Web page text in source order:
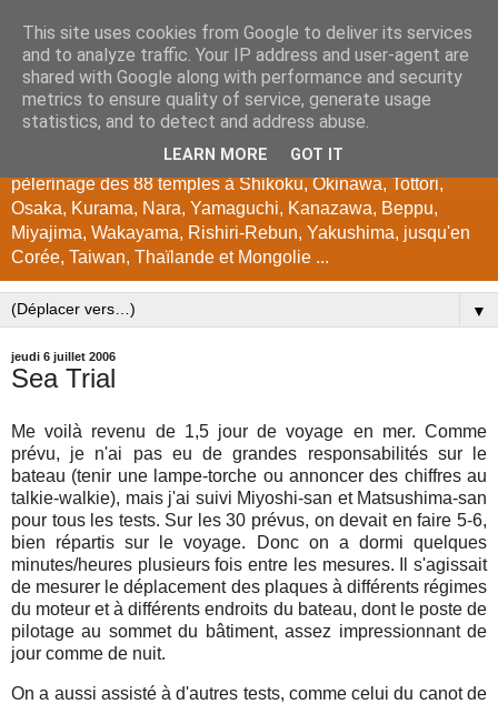
japon
Encyclopédie photographique du Japon. Photos de Kyoto,
temples, jardins, festivals, instants japonais, couleurs
d'automne, cerisiers, tours en vélo à Hokkaido, Biwako, Gifu,
pèlerinage des 88 temples à Shikoku, Okinawa, Tottori,
Osaka, Kurama, Nara, Yamaguchi, Kanazawa, Beppu,
Miyajima, Wakayama, Rishiri-Rebun, Yakushima, jusqu'en
Corée, Taiwan, Thaïlande et Mongolie ...
▼
jeudi 6 juillet 2006
Sea Trial
Me voilà revenu de 1,5 jour de voyage en mer. Comme
prévu, je n'ai pas eu de grandes responsabilités sur le
bateau (tenir une lampe-torche ou annoncer des chiffres au
talkie-walkie), mais j'ai suivi Miyoshi-san et Matsushima-san
pour tous les tests. Sur les 30 prévus, on devait en faire 5-6,
bien répartis sur le voyage. Donc on a dormi quelques
minutes/heures plusieurs fois entre les mesures. Il s'agissait
de mesurer le déplacement des plaques à différents régimes
du moteur et à différents endroits du bateau, dont le poste de
pilotage au sommet du bâtiment, assez impressionnant de
jour comme de nuit.
On a aussi assisté à d'autres tests, comme celui du canot de
This site uses cookies from Google to deliver its services
and to analyze traffic. Your IP address and user-agent are
shared with Google along with performance and security
metrics to ensure quality of service, generate usage
statistics, and to detect and address abuse.
LEARN MORE GOT IT